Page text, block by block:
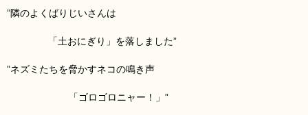
”隣のよくばりじいさんは
「土おにぎり」を落しました”
”ネズミたちを脅かすネコの鳴き声
「ゴロゴロニャー！」 ”